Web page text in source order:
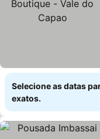
Selecione as datas
exatos.